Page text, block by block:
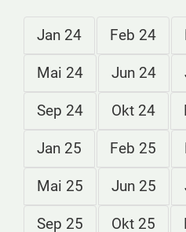
Jan 24 Feb 24
Mai 24 Jun 24
Sep 24 Okt 24
Jan 25 Feb 25
Mai 25 Jun 25
Sep 25 Okt 25